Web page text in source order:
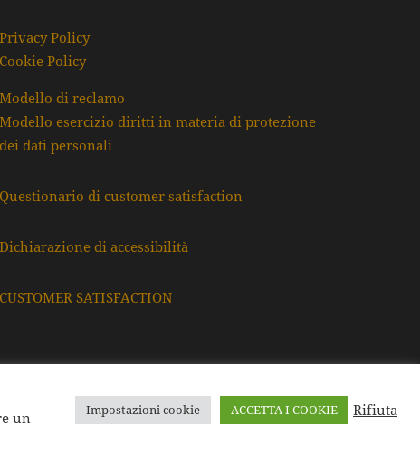
Privacy Policy
Cookie Policy
Modello di reclamo
Modello esercizio diritti in materia di protezione
dei dati personali
Questionario di customer satisfaction
Dichiarazione di accessibilità
CUSTOMER SATISFACTION
e P.Iva: 80009220395
un
Impostazioni cookie ACCETTA I COOKIE Rifiuta